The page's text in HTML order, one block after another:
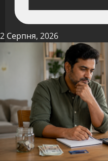
2 Серпня, 2026